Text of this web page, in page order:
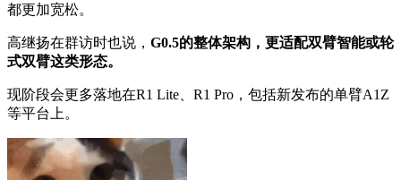
都更加宽松。
高继扬在群访时也说， G0.5的整体架构，更适配双臂智能或轮
式双臂这类形态。
现阶段会更多落地在R1 Lite、R1 Pro，包括新发布的单臂A1Z
等平台上。